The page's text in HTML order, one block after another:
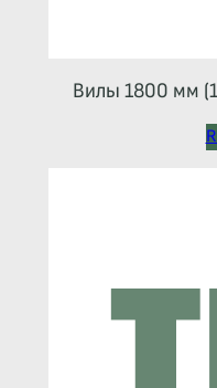
Вилы 1800 мм